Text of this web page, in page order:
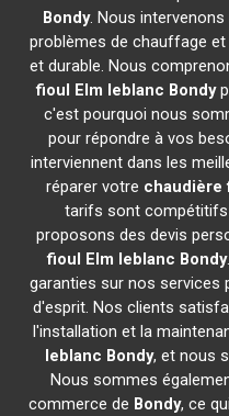
Bondy. Nous
problèmes de chauffage
et durable. Nous
fioul Elm leblanc Bondy
c'est pourquoi nous
pour répondre à vos
interviennent dans les
réparer votre chaudière
tarifs sont
proposons des devis
fioul Elm leblanc Bondy
garanties sur nos services
d'esprit. Nos clients
l'installation et la
leblanc Bondy, et nous
Nous sommes
commerce de Bondy, ce